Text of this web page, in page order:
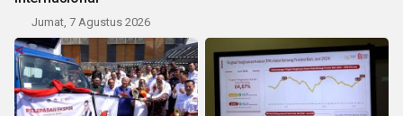
Jumat, 7 Agustus 2026